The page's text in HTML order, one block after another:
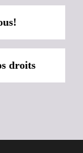
droits